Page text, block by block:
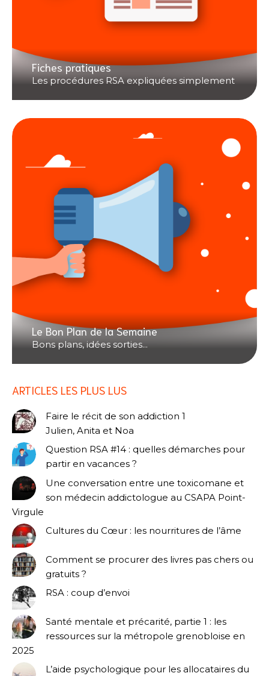
Fiches pratiques
Les procédures RSA expliquées simplement
Le Bon Plan de la Semaine
Bons plans, idées sorties...
ARTICLES LES PLUS LUS
Faire le récit de son addiction 1
Julien, Anita et Noa
Question RSA #14 : quelles démarches pour
partir en vacances ?
Une conversation entre une toxicomane et
son médecin addictologue au CSAPA Point-
Virgule
Cultures du Cœur : les nourritures de l’âme
Comment se procurer des livres pas chers ou
gratuits ?
RSA : coup d’envoi
Santé mentale et précarité, partie 1 : les
ressources sur la métropole grenobloise en
2025
L’aide psychologique pour les allocataires du